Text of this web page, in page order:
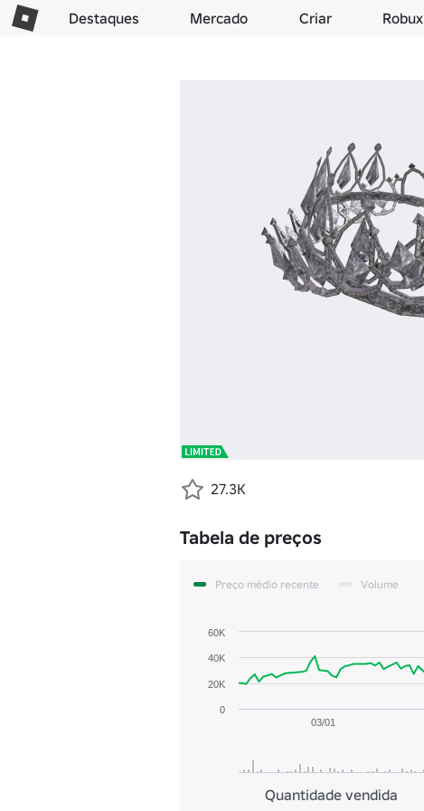
Destaques Mercado Criar Robux
27.3K
Tabela de preços
Preço médio recente Volume
03/01
0
20K
40K
60K
Quantidade vendida